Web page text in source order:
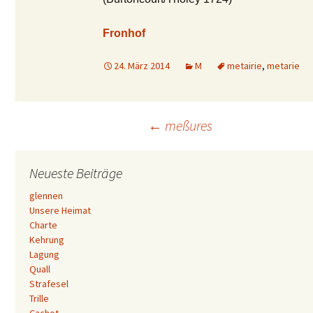
Fronhof
24. März 2014 M metairie, metarie
Beitrags-
Navigation
← meßures
Neueste Beiträge
glennen
Unsere Heimat
Charte
Kehrung
Lagung
Quall
Strafesel
Trille